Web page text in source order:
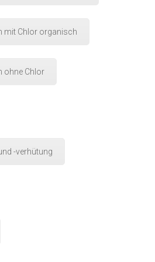
mit Chlor organisch
ohne Chlor
-verhütung